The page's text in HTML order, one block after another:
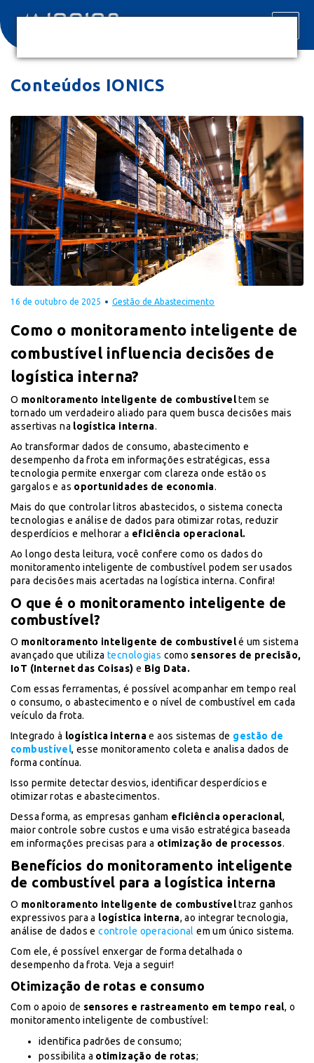
Conteúdos IONICS
16 de outubro de 2025 Gestão de Abastecimento
Como o monitoramento inteligente de
combustível influencia decisões de
logística interna?
O monitoramento inteligente de combustíveltem se
tornado um verdadeiro aliado para quem busca decisões mais
assertivas na logística interna.
Ao transformar dados de consumo, abastecimento e
desempenho da frota em informações estratégicas, essa
tecnologia permite enxergar com clareza onde estão os
gargalos e as oportunidades de economia.
Mais do que controlar litros abastecidos, o sistema conecta
tecnologias e análise de dados para otimizar rotas, reduzir
desperdícios e melhorar a eficiência operacional.
Ao longo desta leitura, você confere como os dados do
monitoramento inteligente de combustível podem ser usados
para decisões mais acertadas na logística interna. Confira!
O que é o monitoramento inteligente de
combustível?
O monitoramento inteligente de combustívelé um sistema
avançado que utiliza tecnologias como sensores de precisão,
IoT (Internet das Coisas) e Big Data.
Com essas ferramentas, é possível acompanhar em tempo real
o consumo, o abastecimento e o nível de combustível em cada
veículo da frota.
Integrado à logística internae aos sistemas de gestão de
combustível, esse monitoramento coleta e analisa dados de
forma contínua.
Isso permite detectar desvios, identificar desperdícios e
otimizar rotas e abastecimentos.
Dessa forma, as empresas ganham eficiência operacional,
maior controle sobre custos e uma visão estratégica baseada
em informações precisas para a otimização de processos.
Benefícios do monitoramento inteligente
de combustível para a logística interna
O monitoramento inteligente de combustíveltraz ganhos
expressivos para a logística interna, ao integrar tecnologia,
análise de dados econtrole operacional em um único sistema.
Com ele, é possível enxergar de forma detalhada o
desempenho da frota. Veja a seguir!
Otimização de rotas e consumo
Com o apoio de sensores e rastreamento em tempo real, o
monitoramento inteligente de combustível:
identifica padrões de consumo;
possibilita a otimização de rotas;